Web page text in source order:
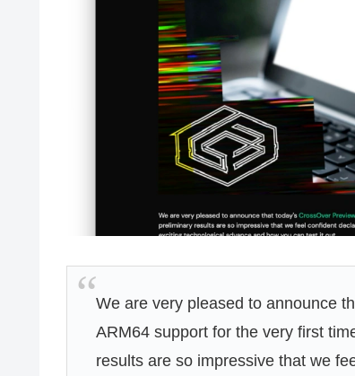
We are very pleased to announce
ARM64 support for the very first
results are so impressive that we